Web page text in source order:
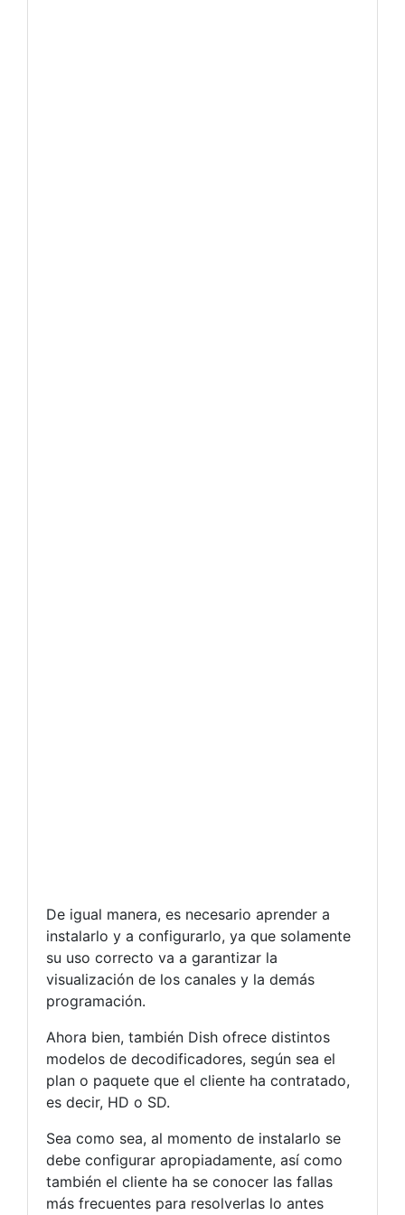
De igual manera, es necesario aprender a
instalarlo y a configurarlo, ya que solamente
su uso correcto va a garantizar la
visualización de los canales y la demás
programación.
Ahora bien, también Dish ofrece distintos
modelos de decodificadores, según sea el
plan o paquete que el cliente ha contratado,
es decir, HD o SD.
Sea como sea, al momento de instalarlo se
debe configurar apropiadamente, así como
también el cliente ha se conocer las fallas
más frecuentes para resolverlas lo antes